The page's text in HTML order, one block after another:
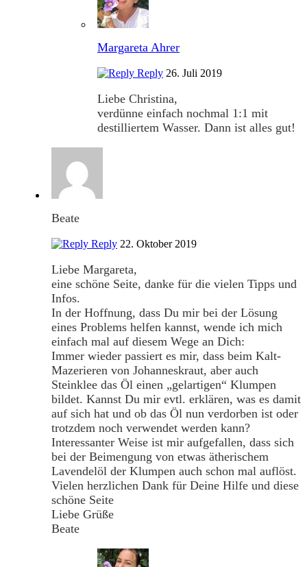
Margareta Ahrer
Reply 26. Juli 2019
Liebe Christina,
verdünne einfach nochmal 1:1 mit
destilliertem Wasser. Dann ist alles gut!
Beate
Reply 22. Oktober 2019
Liebe Margareta,
eine schöne Seite, danke für die vielen Tipps und
Infos.
In der Hoffnung, dass Du mir bei der Lösung
eines Problems helfen kannst, wende ich mich
einfach mal auf diesem Wege an Dich:
Immer wieder passiert es mir, dass beim Kalt-
Mazerieren von Johanneskraut, aber auch
Steinklee das Öl einen „gelartigen“ Klumpen
bildet. Kannst Du mir evtl. erklären, was es damit
auf sich hat und ob das Öl nun verdorben ist oder
trotzdem noch verwendet werden kann?
Interessanter Weise ist mir aufgefallen, dass sich
bei der Beimengung von etwas ätherischem
Lavendelöl der Klumpen auch schon mal auflöst.
Vielen herzlichen Dank für Deine Hilfe und diese
schöne Seite
Liebe Grüße
Beate